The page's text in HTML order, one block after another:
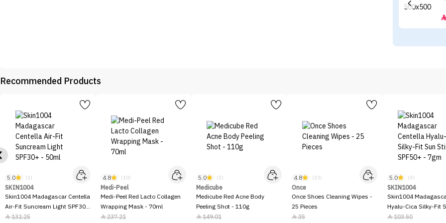

Recommended Products
5.0 (1)
SKIN1004
Skin1004 Madagascar Centella
Air-Fit Suncream Light SPF30+
- 50ml
132.25
4.8 (10)
Medi-Peel
Medi-Peel Red Lacto Collagen
Wrapping Mask - 70ml
237.21
5.0 (2)
Medicube
Medicube Red Acne Body
Peeling Shot - 110g
149.01
4.8 (13)
Once
Once Shoes Cleaning Wipes -
25 Pieces
35
5.0 (3)
SKIN1004
Skin1004
Hyalu-Cica Silky-Fit
SPF50+ - 7gm
103.50